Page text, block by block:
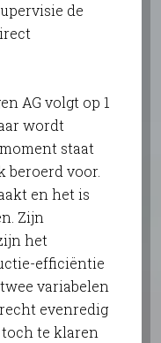
de
AG volgt op 1
wordt
staat
beroerd voor.
en het is
Zijn
het
efficiëntie
variabelen
evenredig
toch te klaren